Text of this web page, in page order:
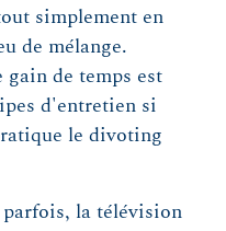
simplement en
de mélange.
gain de temps est
d'entretien si
le divoting
la télévision